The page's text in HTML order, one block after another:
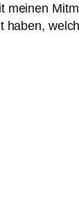
meinen
haben,